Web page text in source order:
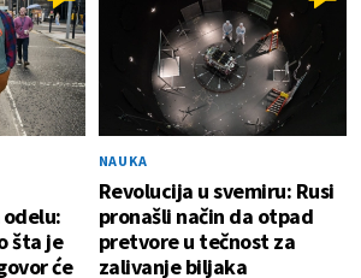
šta je
će
NAUKA
Revolucija u svemiru: Rusi
pronašli način da otpad
pretvore u tečnost za
zalivanje biljaka